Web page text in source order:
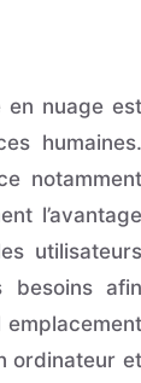
en nuage est
humaines.
notamment
l’avantage
utilisateurs
besoins afin
emplacement
ordinateur et